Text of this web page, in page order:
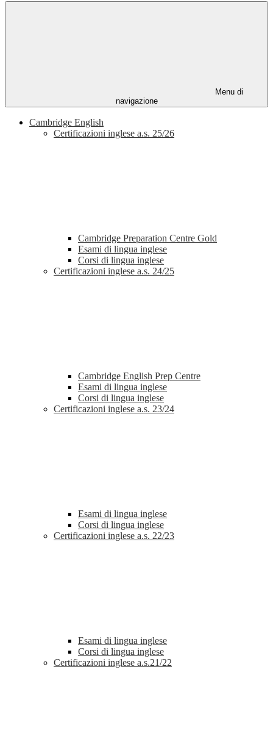
Menu di
navigazione
Cambridge English
Certificazioni inglese a.s. 25/26
Cambridge Preparation Centre Gold
Esami di lingua inglese
Corsi di lingua inglese
Certificazioni inglese a.s. 24/25
Cambridge English Prep Centre
Esami di lingua inglese
Corsi di lingua inglese
Certificazioni inglese a.s. 23/24
Esami di lingua inglese
Corsi di lingua inglese
Certificazioni inglese a.s. 22/23
Esami di lingua inglese
Corsi di lingua inglese
Certificazioni inglese a.s.21/22